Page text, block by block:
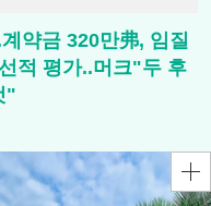
약금 320만弗, 임질
적 평가..머크"두 후
"